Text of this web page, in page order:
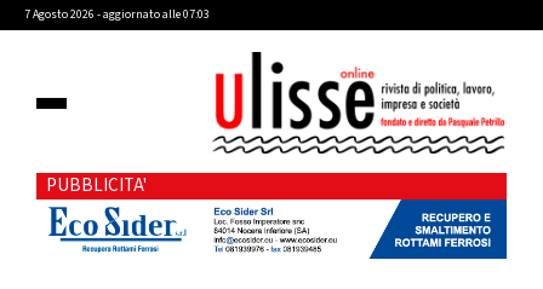
7 Agosto 2026 - aggiornato alle 07:03
PUBBLICITA'